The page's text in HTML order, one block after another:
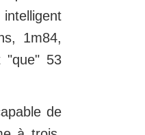
1m84,
"que" 53
de